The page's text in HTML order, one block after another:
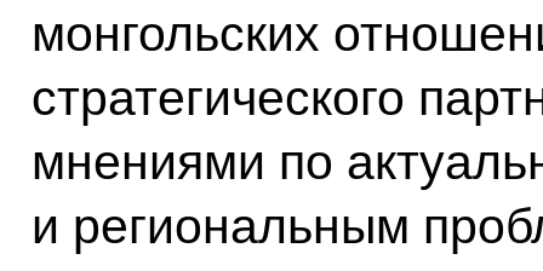
монгольских
стратегического
мнениями по
и региональным